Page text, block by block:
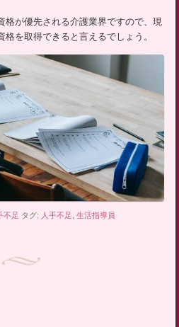
格が優先される介護業界ですので、現
を取得できると言えるでしょう。
不足 タグ: 人手不足 ,生活指導員